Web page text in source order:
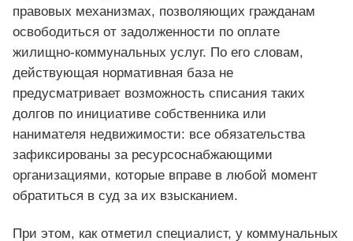
правовых механизмах, позволяющих гражданам
освободиться от задолженности по оплате
жилищно-коммунальных услуг. По его словам,
действующая нормативная база не
предусматривает возможность списания таких
долгов по инициативе собственника или
нанимателя недвижимости: все обязательства
зафиксированы за ресурсоснабжающими
организациями, которые вправе в любой момент
обратиться в суд за их взысканием.
При этом, как отметил специалист, у коммунальных